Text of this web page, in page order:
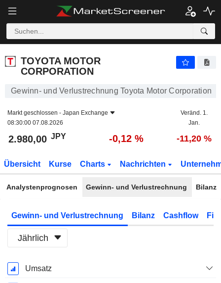
TOYOTA MOTOR
CORPORATION
Gewinn- und Verlustrechnung Toyota Motor Corporation
Markt geschlossen - Japan Exchange
08:30:00 07.08.2026
Veränd. 1.
Jan.
2.980,00 JPY -0,12 % -11,20 %
Übersicht Kurse Charts Nachrichten
Analystenprognosen Gewinn- und Verlustrechnung Bilanz
Gewinn- und Verlustrechnung Bilanz Cashflow
Jährlich
Ende d.
Geschäftsjahres:
Umsatz